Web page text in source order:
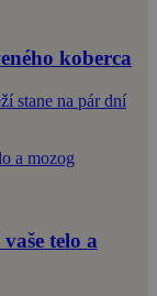
koberca
stane na pár dní
telo a